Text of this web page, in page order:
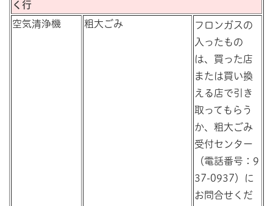
く行
空気清浄機
粗大ごみ
フロンガスの
入ったもの
は、買った店
または買い換
える店で引き
取ってもらう
か、粗大ごみ
受付センター
（電話番号：9
37-0937）に
お問合せくだ